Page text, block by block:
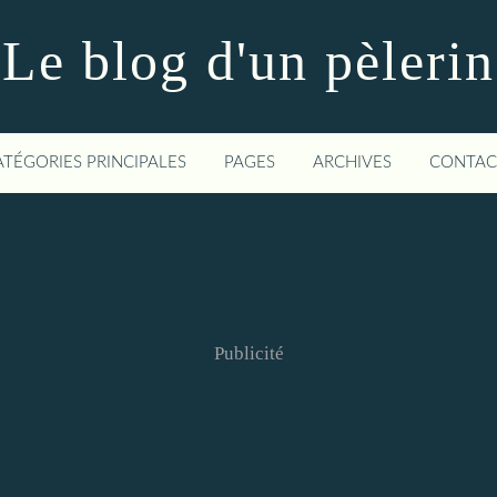
Le blog d'un pèlerin
PRINCIPALES PAGES ARCHIVES
Publicité